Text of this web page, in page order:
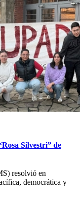
Silvestri” de
resolvió en
democrática y